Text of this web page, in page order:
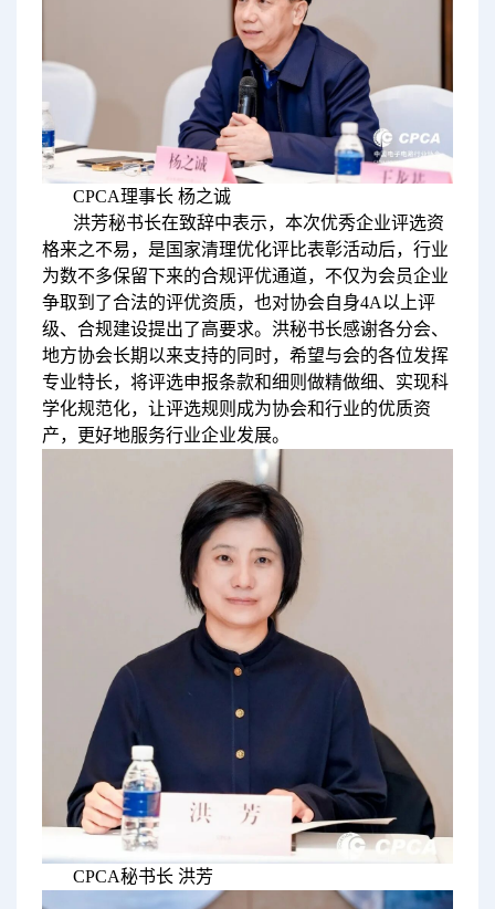
CPCA理事长 杨之诚
洪芳秘书长在致辞中表示，本次优秀企业评选资
格来之不易，是国家清理优化评比表彰活动后，行业
为数不多保留下来的合规评优通道，不仅为会员企业
争取到了合法的评优资质，也对协会自身4A以上评
级、合规建设提出了高要求。洪秘书长感谢各分会、
地方协会长期以来支持的同时，希望与会的各位发挥
专业特长，将评选申报条款和细则做精做细、实现科
学化规范化，让评选规则成为协会和行业的优质资
产，更好地服务行业企业发展。
CPCA秘书长 洪芳